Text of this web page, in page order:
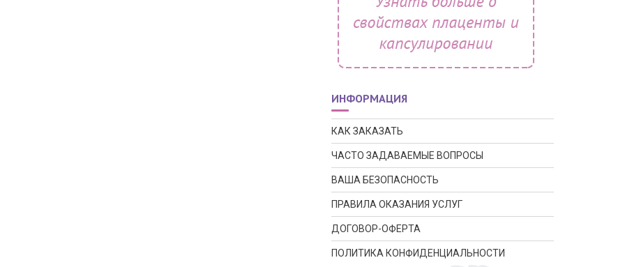
ИНФОРМАЦИЯ
КАК ЗАКАЗАТЬ
ЧАСТО ЗАДАВАЕМЫЕ ВОПРОСЫ
ВАША БЕЗОПАСНОСТЬ
ПРАВИЛА ОКАЗАНИЯ УСЛУГ
ДОГОВОР-ОФЕРТА
ПОЛИТИКА КОНФИДЕНЦИАЛЬНОСТИ